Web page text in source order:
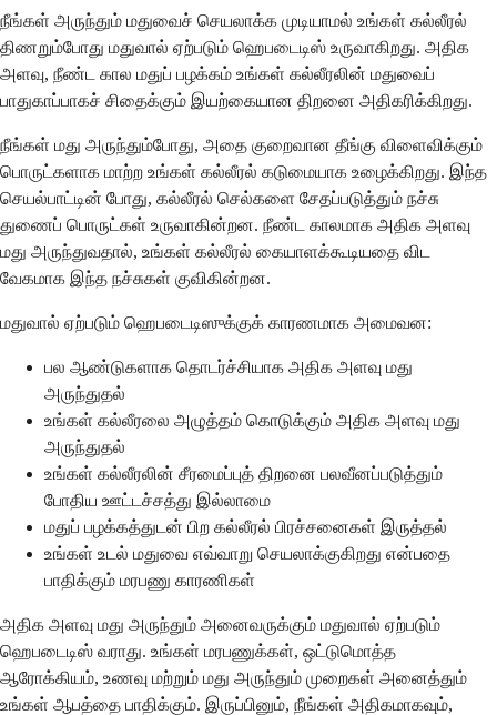
நீங்கள் அருந்தும் மதுவைச் செயலாக்க முடியாமல் உங்கள் கல்லீரல்
திணறும்போது மதுவால் ஏற்படும் ஹெபடைடிஸ் உருவாகிறது. அதிக
அளவு, நீண்ட கால மதுப் பழக்கம் உங்கள் கல்லீரலின் மதுவைப்
பாதுகாப்பாகச் சிதைக்கும் இயற்கையான திறனை அதிகரிக்கிறது.
நீங்கள் மது அருந்தும்போது, அதை குறைவான தீங்கு விளைவிக்கும்
பொருட்களாக மாற்ற உங்கள் கல்லீரல் கடுமையாக உழைக்கிறது. இந்த
செயல்பாட்டின் போது, கல்லீரல் செல்களை சேதப்படுத்தும் நச்சு
துணைப் பொருட்கள் உருவாகின்றன. நீண்ட காலமாக அதிக அளவு
மது அருந்துவதால், உங்கள் கல்லீரல் கையாளக்கூடியதை விட
வேகமாக இந்த நச்சுகள் குவிகின்றன.
மதுவால் ஏற்படும் ஹெபடைடிஸுக்குக் காரணமாக அமைவன:
பல ஆண்டுகளாக தொடர்ச்சியாக அதிக அளவு மது
அருந்துதல்
உங்கள் கல்லீரலை அழுத்தம் கொடுக்கும் அதிக அளவு மது
அருந்துதல்
உங்கள் கல்லீரலின் சீரமைப்புத் திறனை பலவீனப்படுத்தும்
போதிய ஊட்டச்சத்து இல்லாமை
மதுப் பழக்கத்துடன் பிற கல்லீரல் பிரச்சனைகள் இருத்தல்
உங்கள் உடல் மதுவை எவ்வாறு செயலாக்குகிறது என்பதை
பாதிக்கும் மரபணு காரணிகள்
அதிக அளவு மது அருந்தும் அனைவருக்கும் மதுவால் ஏற்படும்
ஹெபடைடிஸ் வராது. உங்கள் மரபணுக்கள், ஒட்டுமொத்த
ஆரோக்கியம், உணவு மற்றும் மது அருந்தும் முறைகள் அனைத்தும்
உங்கள் ஆபத்தை பாதிக்கும். இருப்பினும், நீங்கள் அதிகமாகவும்,